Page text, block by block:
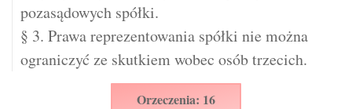
pozasądowych spółki.
§ 3. Prawa reprezentowania spółki nie można
ograniczyć ze skutkiem wobec osób trzecich.
Orzeczenia: 16